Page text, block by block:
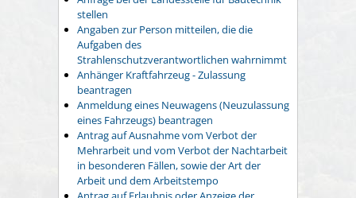
stellen
Angaben zur Person mitteilen, die die
Aufgaben des
Strahlenschutzverantwortlichen wahrnimmt
Anhänger Kraftfahrzeug - Zulassung
beantragen
Anmeldung eines Neuwagens (Neuzulassung
eines Fahrzeugs) beantragen
Antrag auf Ausnahme vom Verbot der
Mehrarbeit und vom Verbot der Nachtarbeit
in besonderen Fällen, sowie der Art der
Arbeit und dem Arbeitstempo